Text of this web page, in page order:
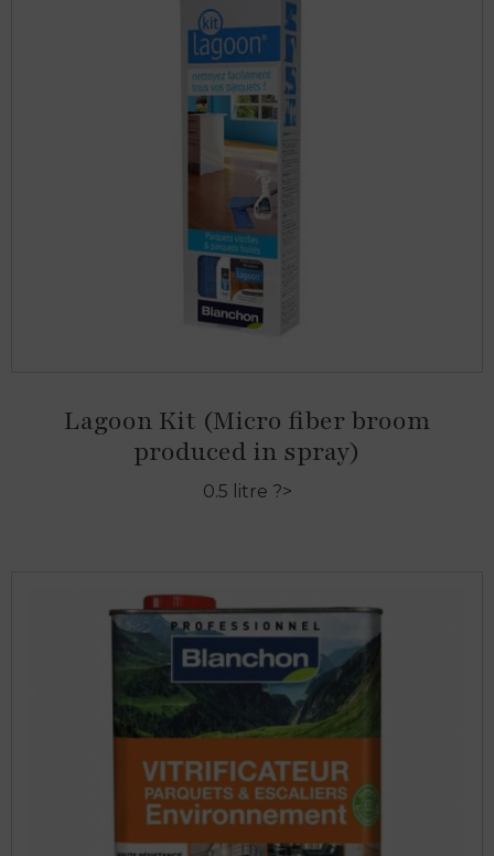
Lagoon Kit (Micro fiber broom
produced in spray)
0.5 litre ?>